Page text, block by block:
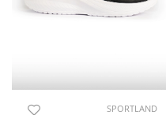
SPORTLAND